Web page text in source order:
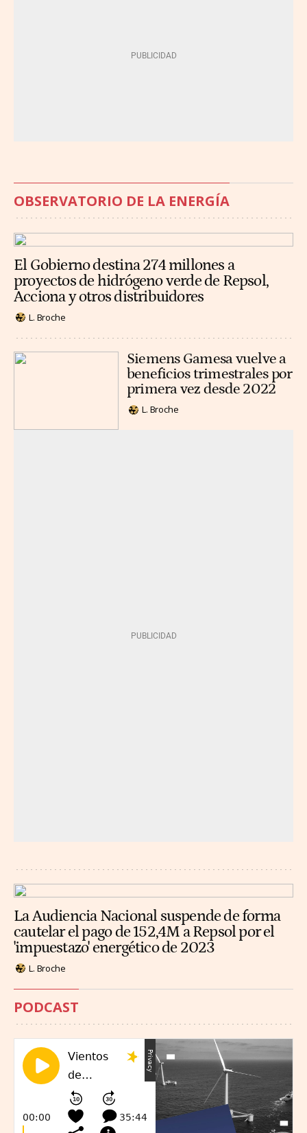
OBSERVATORIO DE LA ENERGÍA
El Gobierno destina 274 millones a
proyectos de hidrógeno verde de Repsol,
Acciona y otros distribuidores
L. Broche
Siemens Gamesa vuelve a
beneficios trimestrales por
primera vez desde 2022
L. Broche
La Audiencia Nacional suspende de forma
cautelar el pago de 152,4M a Repsol por el
'impuestazo' energético de 2023
L. Broche
PODCAST